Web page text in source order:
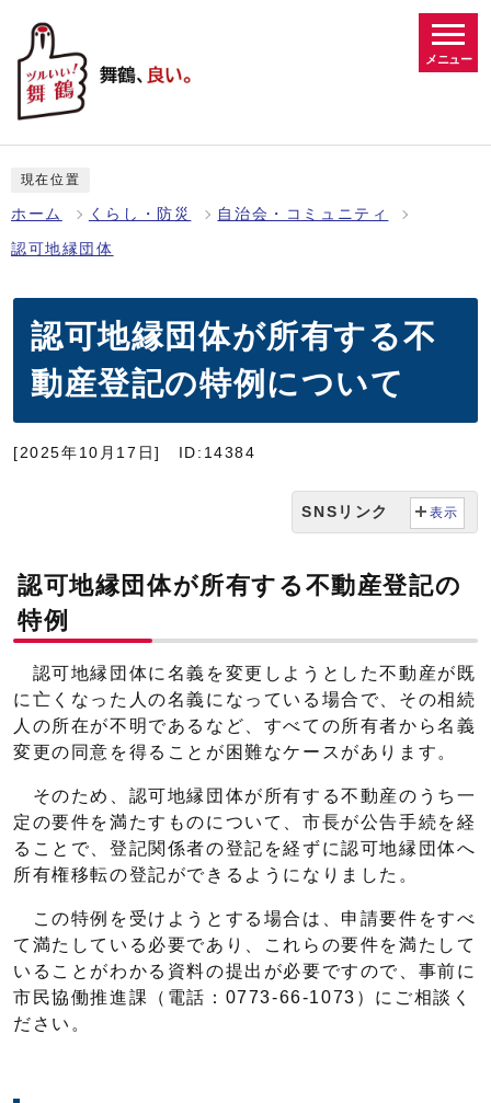
メニュー
現在位置
ホーム くらし・防災 自治会・コミュニティ
認可地縁団体
認可地縁団体が所有する不
動産登記の特例について
[2025年10月17日] ID:14384
SNSリンク 表示
認可地縁団体が所有する不動産登記の
特例
認可地縁団体に名義を変更しようとした不動産が既
に亡くなった人の名義になっている場合で、その相続
人の所在が不明であるなど、すべての所有者から名義
変更の同意を得ることが困難なケースがあります。
そのため、認可地縁団体が所有する不動産のうち一
定の要件を満たすものについて、市長が公告手続を経
ることで、登記関係者の登記を経ずに認可地縁団体へ
所有権移転の登記ができるようになりました。
この特例を受けようとする場合は、申請要件をすべ
て満たしている必要であり、これらの要件を満たして
いることがわかる資料の提出が必要ですので、事前に
市民協働推進課（電話：0773-66-1073）にご相談く
ださい。